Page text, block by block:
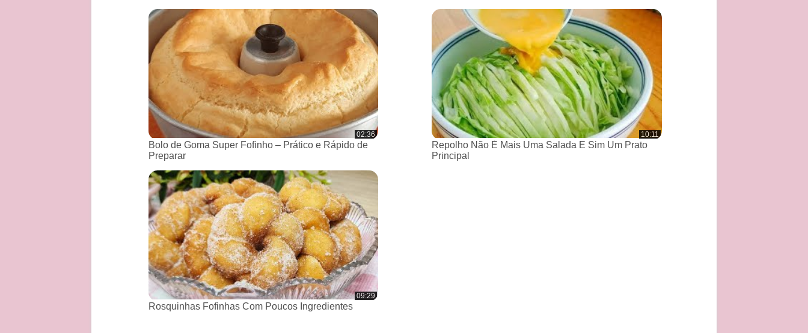
02:36
Bolo de Goma Super Fofinho – Prático e Rápido de
Preparar
10:11
Repolho Não É Mais Uma Salada E Sim Um Prato
Principal
09:29
Rosquinhas Fofinhas Com Poucos Ingredientes